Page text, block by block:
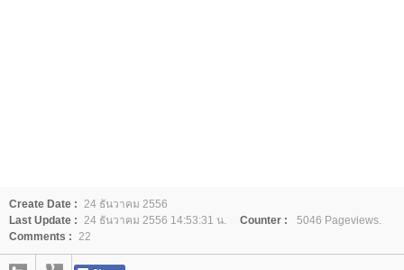
Create Date : 24 ธันวาคม 2556
Last Update : 24 ธันวาคม 2556 14:53:31 น. Counter :
5046 Pageviews.
Comments : 22